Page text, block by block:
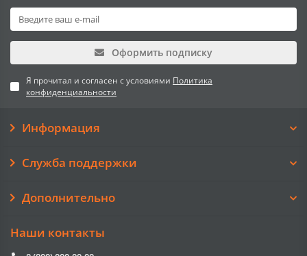
Оформить подписку
Я прочитал и согласен с условиями Политика
конфиденциальности
Информация
Служба поддержки
Дополнительно
Наши контакты